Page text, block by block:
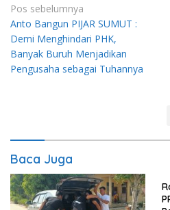
Navigasi
pos
Pos sebelumnya
Anto Bangun PIJAR SUMUT :
Demi Menghindari PHK,
Banyak Buruh Menjadikan
Pengusaha sebagai Tuhannya
Baca Juga